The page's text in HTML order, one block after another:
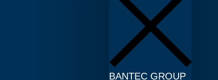
BANTEC GROUP